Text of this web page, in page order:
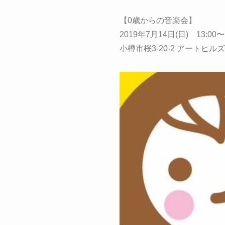
【0歳からの音楽会】
2019年7月14日(日) 13:00
小樽市桜3-20-2 アートヒルズ